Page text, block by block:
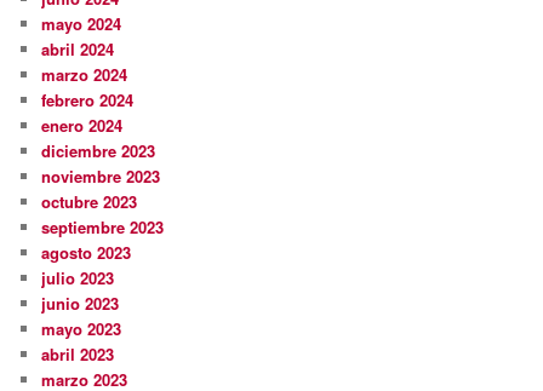
mayo 2024
abril 2024
marzo 2024
febrero 2024
enero 2024
diciembre 2023
noviembre 2023
octubre 2023
septiembre 2023
agosto 2023
julio 2023
junio 2023
mayo 2023
abril 2023
marzo 2023